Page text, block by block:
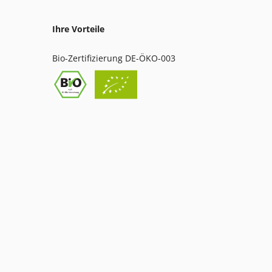
Ihre Vorteile
Bio-Zertifizierung DE-ÖKO-003